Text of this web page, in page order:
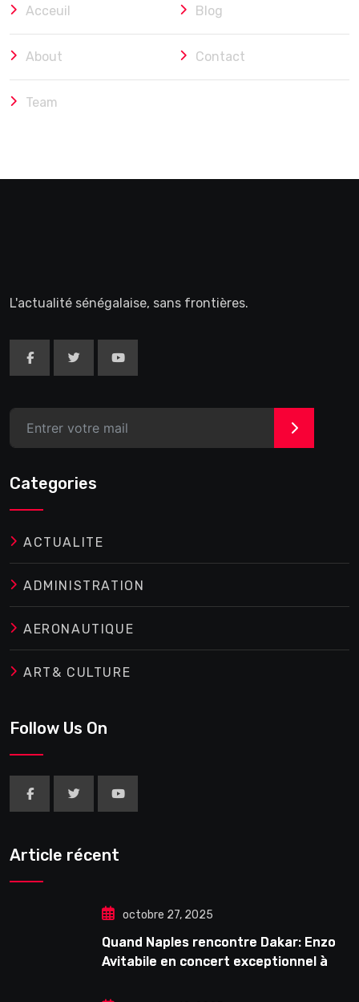
Acceuil Blog
About Contact
Team
L'actualité sénégalaise, sans frontières.
>
Categories
ACTUALITE
ADMINISTRATION
AERONAUTIQUE
ART& CULTURE
Follow Us On
Article récent
octobre 27, 2025
Quand Naples rencontre Dakar: Enzo
Avitabile en concert exceptionnel à